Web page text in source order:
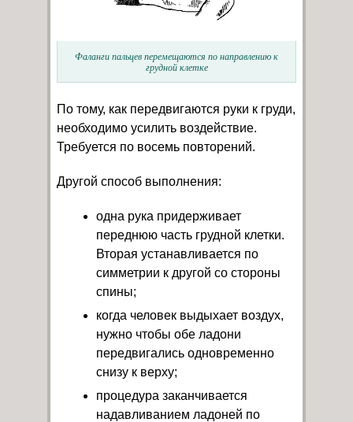
Фаланги пальцев перемещаются по направлению к
грудной клетке
По тому, как передвигаются руки к груди,
необходимо усилить воздействие.
Требуется по восемь повторений.
Другой способ выполнения:
одна рука придерживает
переднюю часть грудной клетки.
Вторая устанавливается по
симметрии к другой со стороны
спины;
когда человек выдыхает воздух,
нужно чтобы обе ладони
передвигались одновременно
снизу к верху;
процедура заканчивается
надавливанием ладоней по